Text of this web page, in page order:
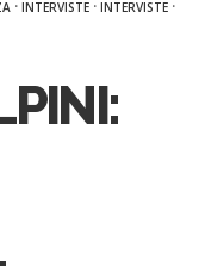
·INTERVISTE ·INTERVISTE ·